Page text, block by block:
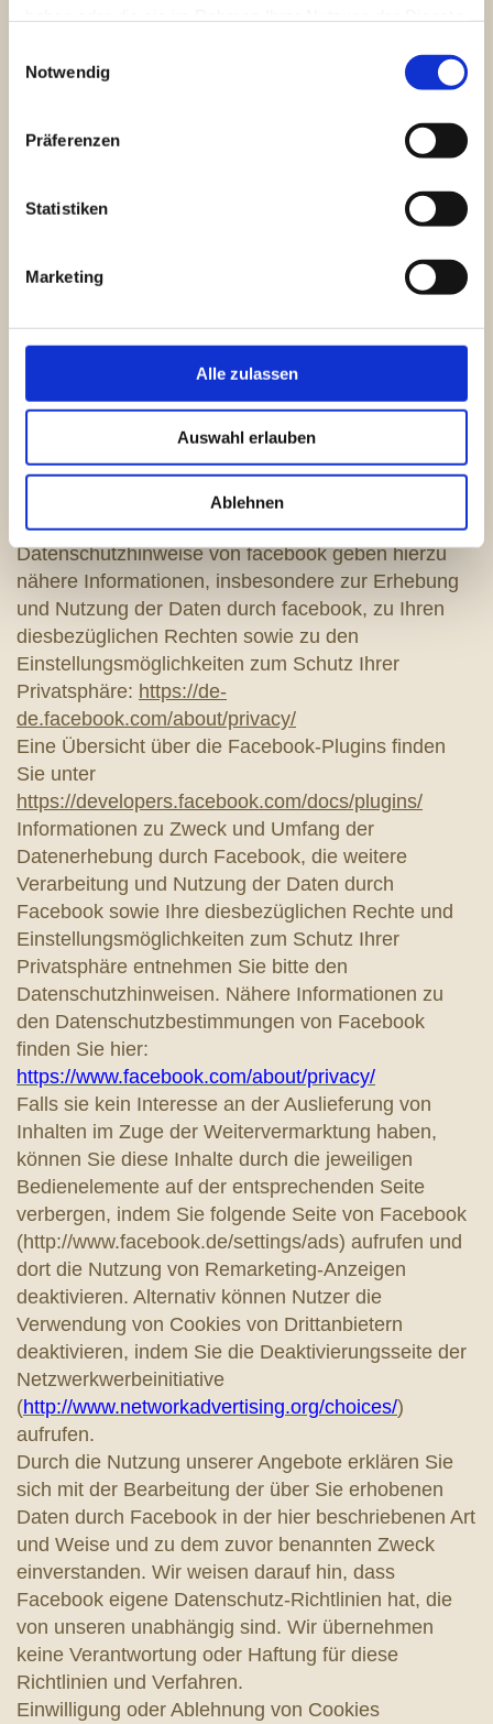
Notwendig
Präferenzen
Statistiken
Marketing
Alle zulassen
Auswahl erlauben
Ablehnen
währenddessen bei facebook eingeloggt sind,
erkennt facebook durch die von der Komponente
besuchen und ordnet diese Informationen Ihrem
z.B. den „Gefällt mir“-Button an oder geben Sie
entsprechende Kommentare ab, werden diese
facebook übermittelt und dort gespeichert. Darüber
besucht haben, an facebook weiter gegeben. Dies
geschieht unabhängig davon, ob Sie die
Wenn Sie diese Übermittlung und Speicherung von
Daten über Sie und Ihr Verhalten auf unserer
Webseite durch facebook unterbinden wollen,
müssen Sie sich bei facebook ausloggen und zwar
bevor Sie unsere Seite besuchen. Die
Datenschutzhinweise von facebook geben hierzu
nähere Informationen, insbesondere zur Erhebung
und Nutzung der Daten durch facebook, zu Ihren
diesbezüglichen Rechten sowie zu den
Einstellungsmöglichkeiten zum Schutz Ihrer
Privatsphäre: https://de-
de.facebook.com/about/privacy/
Eine Übersicht über die Facebook-Plugins finden
Sie unter
https://developers.facebook.com/docs/plugins/
Informationen zu Zweck und Umfang der
Datenerhebung durch Facebook, die weitere
Verarbeitung und Nutzung der Daten durch
Facebook sowie Ihre diesbezüglichen Rechte und
Einstellungsmöglichkeiten zum Schutz Ihrer
Privatsphäre entnehmen Sie bitte den
Datenschutzhinweisen. Nähere Informationen zu
den Datenschutzbestimmungen von Facebook
finden Sie hier:
https://www.facebook.com/about/privacy/
Falls sie kein Interesse an der Auslieferung von
Inhalten im Zuge der Weitervermarktung haben,
können Sie diese Inhalte durch die jeweiligen
Bedienelemente auf der entsprechenden Seite
verbergen, indem Sie folgende Seite von Facebook
(http://www.facebook.de/settings/ads) aufrufen und
dort die Nutzung von Remarketing-Anzeigen
deaktivieren. Alternativ können Nutzer die
Verwendung von Cookies von Drittanbietern
deaktivieren, indem Sie die Deaktivierungsseite der
Netzwerkwerbeinitiative
(http://www.networkadvertising.org/choices/)
aufrufen.
Durch die Nutzung unserer Angebote erklären Sie
sich mit der Bearbeitung der über Sie erhobenen
Daten durch Facebook in der hier beschriebenen Art
und Weise und zu dem zuvor benannten Zweck
einverstanden. Wir weisen darauf hin, dass
Facebook eigene Datenschutz-Richtlinien hat, die
von unseren unabhängig sind. Wir übernehmen
keine Verantwortung oder Haftung für diese
Richtlinien und Verfahren.
Einwilligung oder Ablehnung von Cookies